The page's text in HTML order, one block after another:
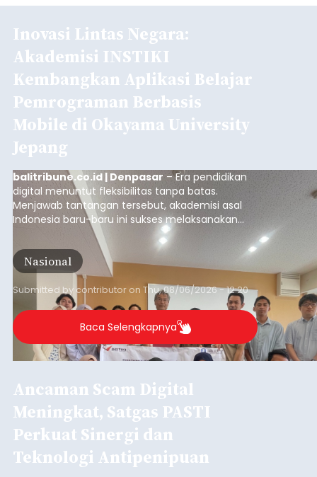
Inovasi Lintas Negara:
Akademisi INSTIKI
Kembangkan Aplikasi Belajar
Pemrograman Berbasis
Mobile di Okayama University
Jepang
balitribune.co.id | Denpasar – Era pendidikan
digital menuntut fleksibilitas tanpa batas.
Menjawab tantangan tersebut, akademisi asal
Indonesia baru-baru ini sukses melaksanakan
program Pengabdian Kepada Masyarakat (PKM)
skala internasional di Distributed Systems
Laboratory, Okayama University, Jepang.
Nasional
Submitted by contributor on Thu, 08/06/2026 - 12:20
Baca Selengkapnya
Ancaman Scam Digital
Meningkat, Satgas PASTI
Perkuat Sinergi dan
Teknologi Antipenipuan